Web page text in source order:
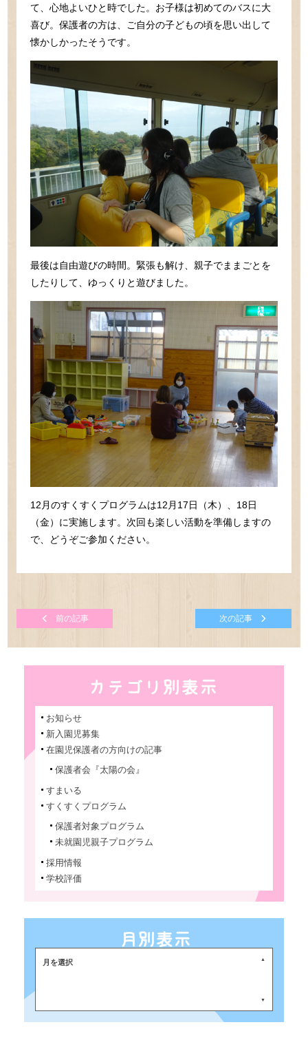
て、心地よいひと時でした。お子様は初めてのバスに大
喜び。保護者の方は、ご自分の子どもの頃を思い出して
懐かしかったそうです。
最後は自由遊びの時間。緊張も解け、親子でままごとを
したりして、ゆっくりと遊びました。
12月のすくすくプログラムは12月17日（木）、18日
（金）に実施します。次回も楽しい活動を準備しますの
で、どうぞご参加ください。
前の記事 次の記事
お知らせ
新入園児募集
在園児保護者の方向けの記事
保護者会『太陽の会』
すまいる
すくすくプログラム
保護者対象プログラム
未就園児親子プログラム
採用情報
学校評価
月を選択